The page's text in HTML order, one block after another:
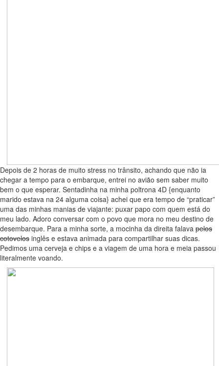
Depois de 2 horas de muito stress no trânsito, achando que não ia
chegar a tempo para o embarque, entrei no avião sem saber muito
bem o que esperar. Sentadinha na minha poltrona 4D {enquanto
marido estava na 24 alguma coisa} achei que era tempo de “praticar”
uma das minhas manias de viajante: puxar papo com quem está do
meu lado. Adoro conversar com o povo que mora no meu destino de
desembarque. Para a minha sorte, a mocinha da direita falava pelos
cotovelos inglês e estava animada para compartilhar suas dicas.
Pedimos uma cerveja e chips e a viagem de uma hora e meia passou
literalmente voando.